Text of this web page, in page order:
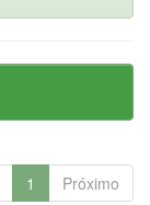
1 Próximo